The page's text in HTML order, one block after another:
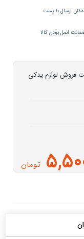
امکان ارسال با پست
اصل بودن کالا
فروش لوازم یدکی
تومان